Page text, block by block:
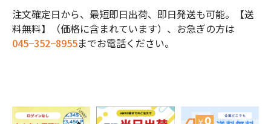
注文確定日から、最短即日出荷、即日発送も可能。【送
料無料】（価格に含まれています）、お急ぎの方は
045−352−8955までお電話ください。